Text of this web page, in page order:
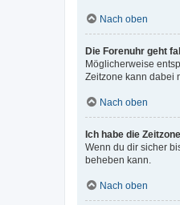
Nach oben
Die Forenuhr geht
Möglicherweise
Zeitzone kann dabei
Nach oben
Ich habe die
Wenn du dir sicher
beheben kann.
Nach oben